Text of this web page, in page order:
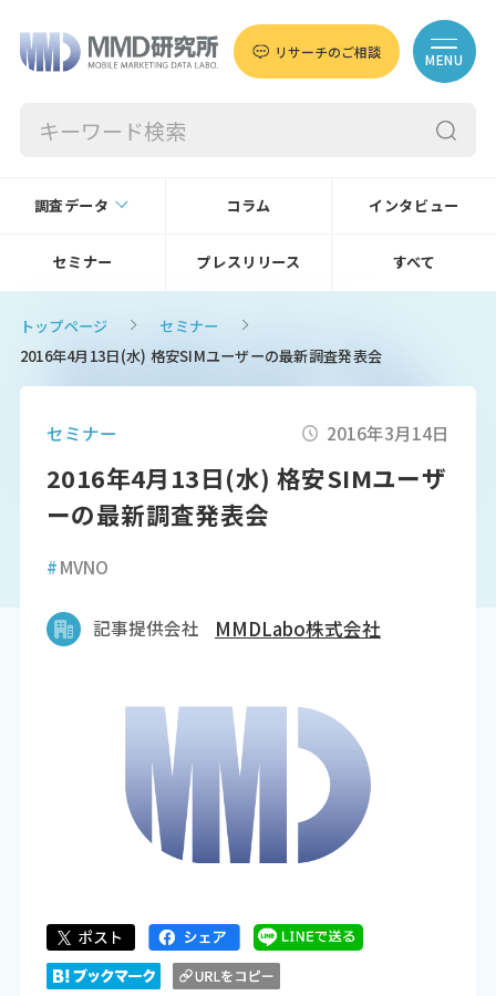
リサーチのご相談 MENU
調査データ コラム インタビュー
セミナー プレスリリース すべて
トップページ
セミナー
2016年4月13日(水) 格安SIMユーザーの最新調査発表会
セミナー 2016年3月14日
2016年4月13日(水) 格安SIMユーザ
ーの最新調査発表会
#MVNO
記事提供会社 MMDLabo株式会社